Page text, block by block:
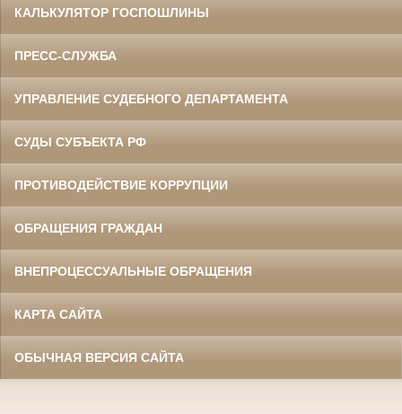
КАЛЬКУЛЯТОР ГОСПОШЛИНЫ
ПРЕСС-СЛУЖБА
УПРАВЛЕНИЕ СУДЕБНОГО ДЕПАРТАМЕНТА
СУДЫ СУБЪЕКТА РФ
ПРОТИВОДЕЙСТВИЕ КОРРУПЦИИ
ОБРАЩЕНИЯ ГРАЖДАН
ВНЕПРОЦЕССУАЛЬНЫЕ ОБРАЩЕНИЯ
КАРТА САЙТА
ОБЫЧНАЯ ВЕРСИЯ САЙТА